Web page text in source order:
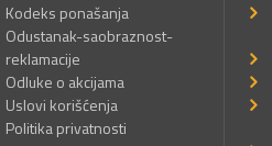
Kodeks ponašanja
Odustanak-saobraznost-
reklamacije
Odluke o akcijama
Uslovi korišćenja
Politika privatnosti